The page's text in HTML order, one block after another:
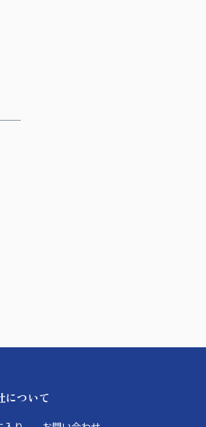
について